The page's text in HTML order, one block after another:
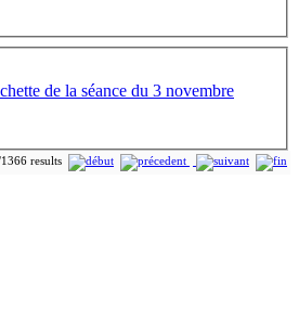
de la séance du 3 novembre
results